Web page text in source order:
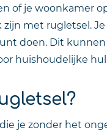
of je woonkamer
met rugletsel.
doen. Dit
huishoudelijke
je zonder het